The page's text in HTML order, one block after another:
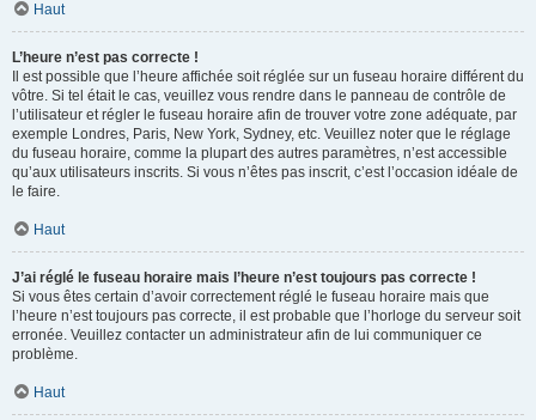
Haut
L’heure n’est pas correcte !
Il est possible que l’heure affichée soit réglée sur un fuseau horaire différent du
vôtre. Si tel était le cas, veuillez vous rendre dans le panneau de contrôle de
l’utilisateur et régler le fuseau horaire afin de trouver votre zone adéquate, par
exemple Londres, Paris, New York, Sydney, etc. Veuillez noter que le réglage
du fuseau horaire, comme la plupart des autres paramètres, n’est accessible
qu’aux utilisateurs inscrits. Si vous n’êtes pas inscrit, c’est l’occasion idéale de
le faire.
Haut
J’ai réglé le fuseau horaire mais l’heure n’est toujours pas correcte !
Si vous êtes certain d’avoir correctement réglé le fuseau horaire mais que
l’heure n’est toujours pas correcte, il est probable que l’horloge du serveur soit
erronée. Veuillez contacter un administrateur afin de lui communiquer ce
problème.
Haut